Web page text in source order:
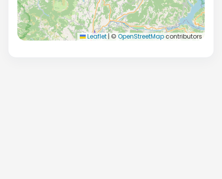
Leaflet | © OpenStreetMapcontributors